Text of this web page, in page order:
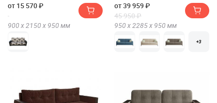
от 15 570 ₽
900 х 2150 х 950 мм
от 39 959 ₽
45 950 ₽
950 х 2285 х 950 мм
+3